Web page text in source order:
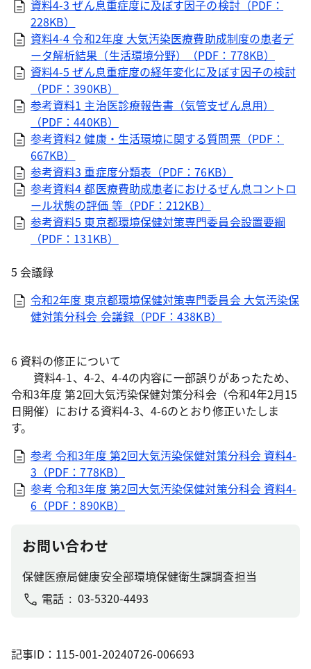
資料4-3 ぜん息重症度に及ぼす因子の検討（PDF：
228KB）
資料4-4 令和2年度 大気汚染医療費助成制度の患者デ
ータ解析結果（生活環境分野）（PDF：778KB）
資料4-5 ぜん息重症度の経年変化に及ぼす因子の検討
（PDF：390KB）
参考資料1 主治医診療報告書（気管支ぜん息用）
（PDF：440KB）
参考資料2 健康・生活環境に関する質問票（PDF：
667KB）
参考資料3 重症度分類表（PDF：76KB）
参考資料4 都医療費助成患者におけるぜん息コントロ
ール状態の評価 等（PDF：212KB）
参考資料5 東京都環境保健対策専門委員会設置要綱
（PDF：131KB）
5 会議録
令和2年度 東京都環境保健対策専門委員会 大気汚染保
健対策分科会 会議録（PDF：438KB）
6 資料の修正について
資料4-1、4-2、4-4の内容に一部誤りがあったため、
令和3年度 第2回大気汚染保健対策分科会（令和4年2月15
日開催）における資料4-3、4-6のとおり修正いたしま
す。
参考 令和3年度 第2回大気汚染保健対策分科会 資料4-
3（PDF：778KB）
参考 令和3年度 第2回大気汚染保健対策分科会 資料4-
6（PDF：890KB）
お問い合わせ
保健医療局健康安全部環境保健衛生課調査担当
電話
03-5320-4493
記事ID：115-001-20240726-006693